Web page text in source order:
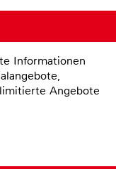
Informationen
Angebote